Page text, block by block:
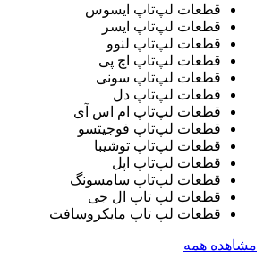
قطعات لپ‌تاپ ایسوس
قطعات لپ‌تاپ ایسر
قطعات لپ‌تاپ لنوو
قطعات لپ‌تاپ اچ پی
قطعات لپ‌تاپ سونی
قطعات لپ‌تاپ دل
قطعات لپ‌تاپ ام اس آی
قطعات لپ‌تاپ فوجیتسو
قطعات لپ‌تاپ توشیبا
قطعات لپ‌تاپ اپل
قطعات لپ‌تاپ سامسونگ
قطعات لپ تاپ ال جی
قطعات لپ تاپ مایکروسافت
مشاهده همه